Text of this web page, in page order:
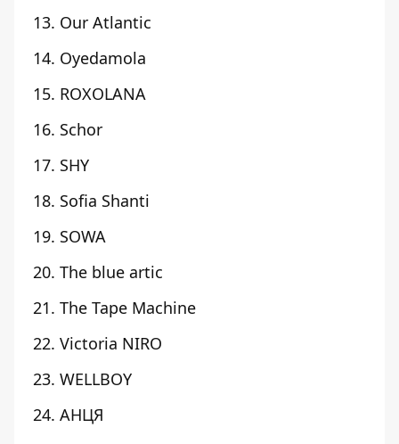
13. Our Atlantic
14. Oyedamola
15. ROXOLANA
16. Schor
17. SHY
18. Sofia Shanti
19. SOWA
20. The blue artic
21. The Tape Machine
22. Victoria NIRO
23. WELLBOY
24. АНЦЯ